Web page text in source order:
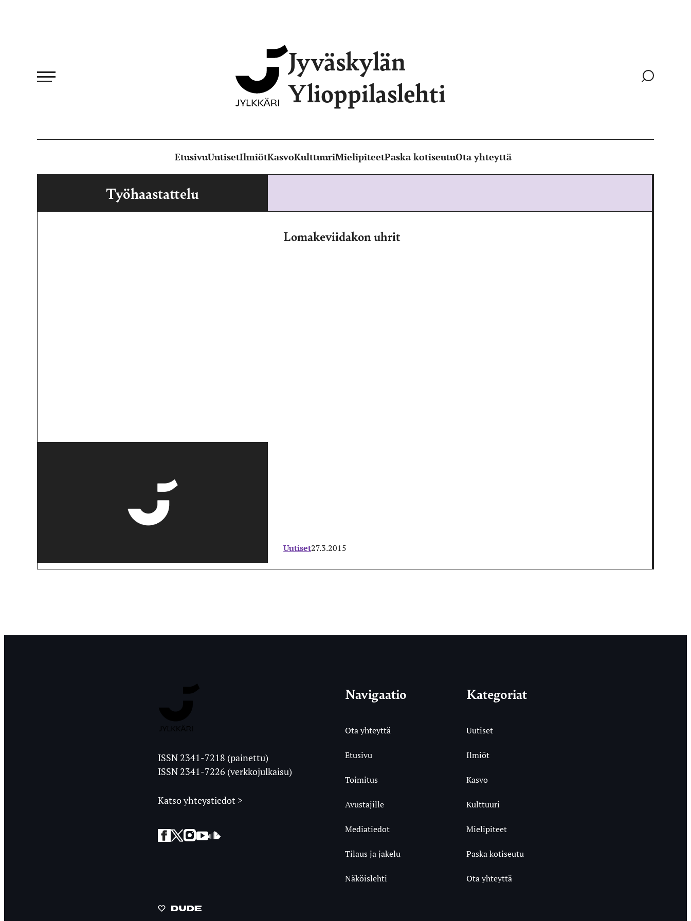
Jyväskylän
Ylioppilaslehti
Siirry
EtusivuUutisetIlmiötKasvoKulttuuriMielipiteetPaska kotiseutuOta yhteyttä
Työhaastattelu
Lomakeviidakon uhrit
Uutiset27.3.2015
Ylioppilaslehti
ISSN 2341-7218 (painettu)
ISSN 2341-7226 (verkkojulkaisu)
Katso yhteystiedot >
Facebook
Twitter
Instagram
YouTubeSoundCloud
Navigaatio
Ota yhteyttä
Etusivu
Toimitus
Avustajille
Mediatiedot
Tilaus ja jakelu
Näköislehti
Kategoriat
Uutiset
Ilmiöt
Kasvo
Kulttuuri
Mielipiteet
Paska kotiseutu
Ota yhteyttä